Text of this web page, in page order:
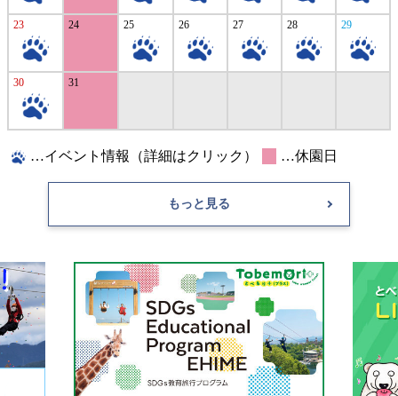
23 24 25 26 27 28 29
30 31
…イベント情報（詳細はクリック） …休園日
もっと見る